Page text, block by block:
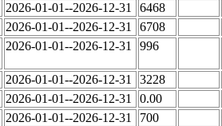
2026-01-01--2026-12-31 6468
2026-01-01--2026-12-31 6708
2026-01-01--2026-12-31 996
2026-01-01--2026-12-31 3228
2026-01-01--2026-12-31 0.00
2026-01-01--2026-12-31 700